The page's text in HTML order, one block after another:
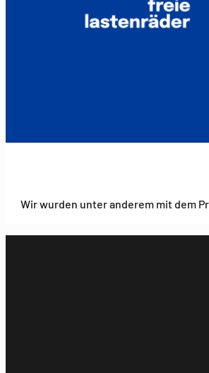
Wir wurden unter anderem mit dem